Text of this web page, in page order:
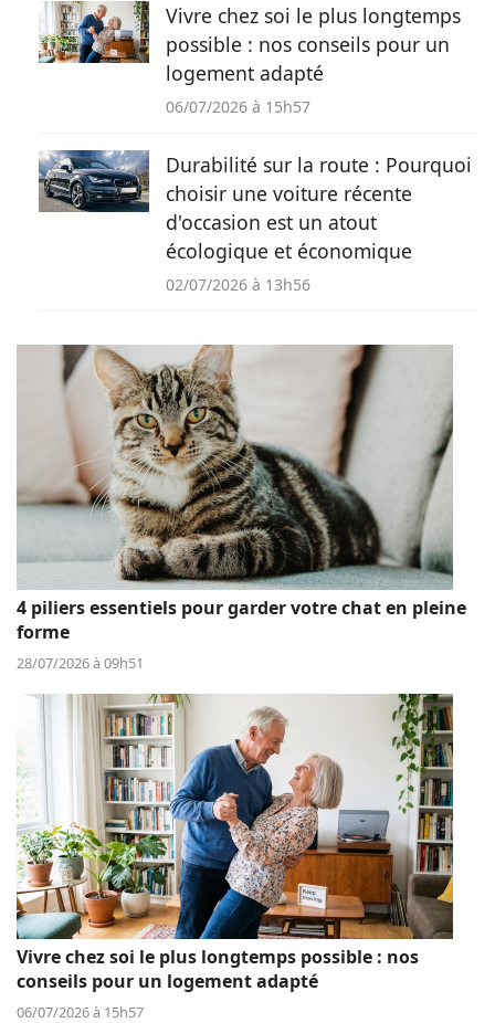
Vivre chez soi le plus longtemps
possible : nos conseils pour un
logement adapté
06/07/2026 à 15h57
Durabilité sur la route : Pourquoi
choisir une voiture récente
d'occasion est un atout
écologique et économique
02/07/2026 à 13h56
4 piliers essentiels pour garder votre chat en pleine
forme
28/07/2026 à 09h51
Vivre chez soi le plus longtemps possible : nos
conseils pour un logement adapté
06/07/2026 à 15h57